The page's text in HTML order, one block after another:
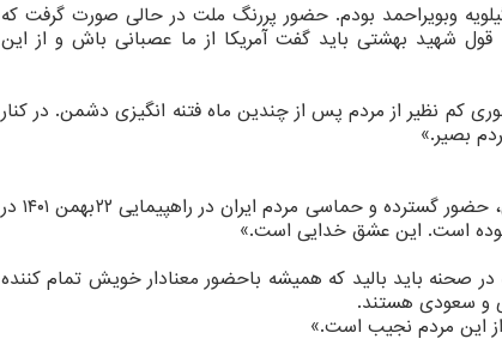
وبویراحمد بودم. حضور پررنگ ملت در حالی صورت گرفت که
شهید بهشتی باید گفت آمریکا از ما عصبانی باش و از این
کم نظیر از مردم پس از چندین ماه فتنه انگیزی دشمن. در کنار
بصیر.»
‏بر اساس گزارشهای واصله به ستاد مرکزی دهه فجر انقلاب اسلامی، حضور گسترده و حماسی مردم ایران در راهپیمایی ۲۲بهمن ۱۴۰۱ در
صحنه باید بالید که همیشه باحضور معنادار خویش تمام کننده
و سعودی هستند.
این مردم نجیب است.»